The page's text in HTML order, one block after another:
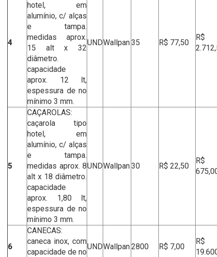
4
hotel, em
alumínio, c/ alças
e tampa.
medidas aprox.
15 alt x 32
diâmetro.
capacidade
aprox. 12 lt,
espessura de no
mínimo 3 mm.
UNDWallpan35 R$ 77,50
R$
5
CAÇAROLAS:
caçarola tipo
hotel, em
alumínio, c/ alças
e tampa.
medidas aprox. 8
alt x 18 diâmetro.
capacidade
aprox. 1,80 lt,
espessura de no
mínimo 3 mm.
UNDWallpan30 R$ 22,50
R$
6
CANECAS:
caneca inox, com
capacidade de no
UNDWallpan2800 R$ 7,00
R$